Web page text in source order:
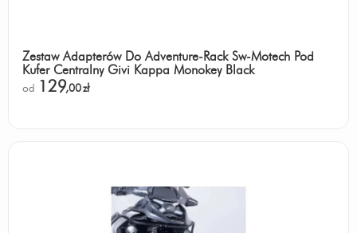
Zestaw Adapterów Do Adventure-Rack Sw-Motech Pod
Kufer Centralny Givi Kappa Monokey Black
od 129,00zł